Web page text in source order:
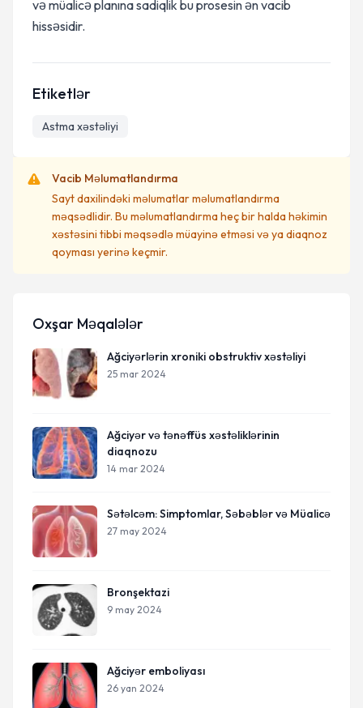
və müalicə planına sadiqlik bu prosesin ən vacib
hissəsidir.
Etiketlər
Astma xəstəliyi
Vacib Məlumatlandırma
Sayt daxilindəki məlumatlar məlumatlandırma
məqsədlidir. Bu məlumatlandırma heç bir halda həkimin
xəstəsini tibbi məqsədlə müayinə etməsi və ya diaqnoz
qoyması yerinə keçmir.
Oxşar Məqalələr
Ağciyərlərin xroniki obstruktiv xəstəliyi
25 mar 2024
Ağciyər və tənəffüs xəstəliklərinin
diaqnozu
14 mar 2024
Sətəlcəm: Simptomlar, Səbəblər və Müalicə
27 may 2024
Bronşektazi
9 may 2024
Ağciyər emboliyası
26 yan 2024